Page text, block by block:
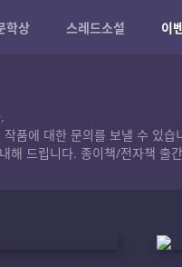
학상 스레드소설 이
품에 대한 문의를 보낼 수 있
해 드립니다. 종이책/전자책 출